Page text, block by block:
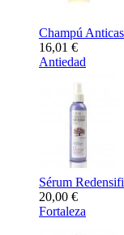
Champú
16,01 €
Antiedad
Sérum
20,00 €
Fortaleza